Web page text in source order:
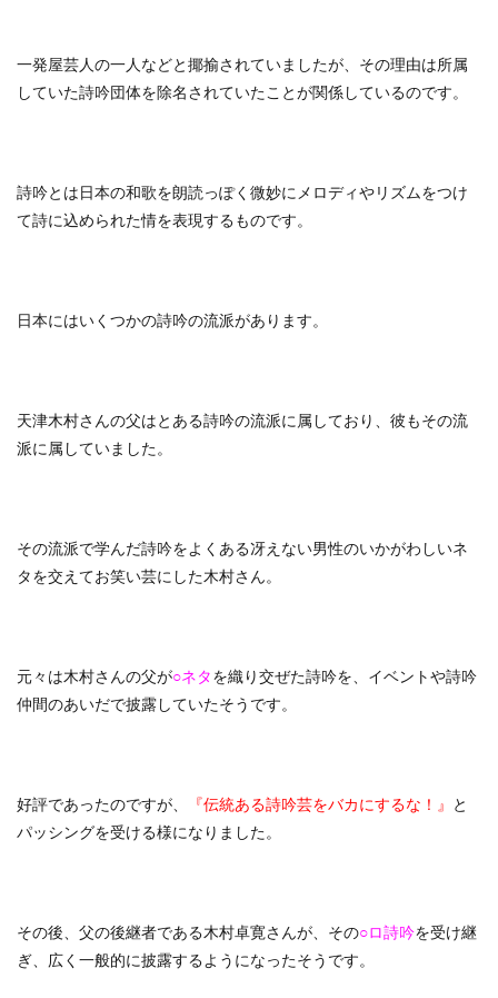
一発屋芸人の一人などと揶揄されていましたが、その理由は所属
していた詩吟団体を除名されていたことが関係しているのです。
詩吟とは日本の和歌を朗読っぽく微妙にメロディやリズムをつけ
て詩に込められた情を表現するものです。
日本にはいくつかの詩吟の流派があります。
天津木村さんの父はとある詩吟の流派に属しており、彼もその流
派に属していました。
その流派で学んだ詩吟をよくある冴えない男性のいかがわしいネ
タを交えてお笑い芸にした木村さん。
元々は木村さんの父が○ネタを織り交ぜた詩吟を、イベントや詩吟
仲間のあいだで披露していたそうです。
好評であったのですが、 『伝統ある詩吟芸をバカにするな！』 と
パッシングを受ける様になりました。
その後、父の後継者である木村卓寛さんが、その○ロ詩吟を受け継
ぎ、広く一般的に披露するようになったそうです。